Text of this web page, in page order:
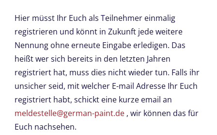
Hier müsst Ihr Euch als Teilnehmer einmalig
registrieren und könnt in Zukunft jede weitere
Nennung ohne erneute Eingabe erledigen. Das
heißt wer sich bereits in den letzten Jahren
registriert hat, muss dies nicht wieder tun. Falls ihr
unsicher seid, mit welcher E-mail Adresse Ihr Euch
registriert habt, schickt eine kurze email an
meldestelle@german-paint.de , wir können das für
Euch nachsehen.